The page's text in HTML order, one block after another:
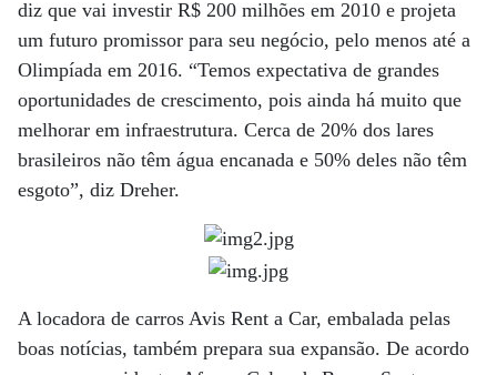
diz que vai investir R$ 200 milhões em 2010 e projeta
um futuro promissor para seu negócio, pelo menos até a
Olimpíada em 2016. “Temos expectativa de grandes
oportunidades de crescimento, pois ainda há muito que
melhorar em infraestrutura. Cerca de 20% dos lares
brasileiros não têm água encanada e 50% deles não têm
esgoto”, diz Dreher.
A locadora de carros Avis Rent a Car, embalada pelas
boas notícias, também prepara sua expansão. De acordo